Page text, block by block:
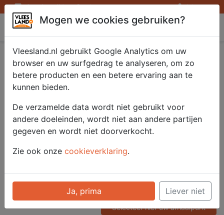
Openingstijden afhaalpunten Inloggen
Vleesland
Kipdöner gegrild
1000 gr.
Artikelnummer
51244
Categorie
Voor onze prijzen moet u
ingelogd zijn.
Selecteer hier uw afhaalpunt
Mogen we cookies gebruiken?
Vleesland.nl gebruikt Google Analytics om uw
browser en uw surfgedrag te analyseren, om zo
betere producten en een betere ervaring aan te
kunnen bieden.
De verzamelde data wordt niet gebruikt voor
andere doeleinden, wordt niet aan andere partijen
gegeven en wordt niet doorverkocht.
Zie ook onze cookieverklaring.
Ja, prima Liever niet